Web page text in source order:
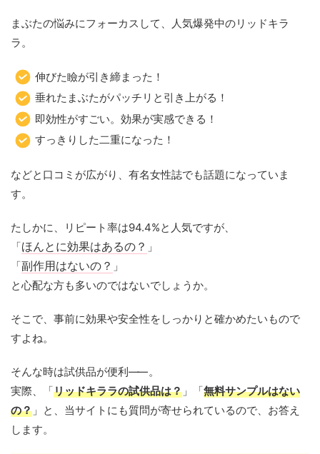
まぶたの悩みにフォーカスして、人気爆発中のリッドキラ
ラ。
伸びた瞼が引き締まった！
垂れたまぶたがパッチリと引き上がる！
即効性がすごい。効果が実感できる！
すっきりした二重になった！
などと口コミが広がり、有名女性誌でも話題になっていま
す。
たしかに、リピート率は94.4%と人気ですが、
「ほんとに効果はあるの？ 」
「副作用はないの？ 」
と心配な方も多いのではないでしょうか。
そこで、事前に効果や安全性をしっかりと確かめたいもので
すよね。
そんな時は試供品が便利——。
実際、「リッドキララの試供品は？ 」「無料サンプルはない
の？ 」と、当サイトにも質問が寄せられているので、お答え
します。